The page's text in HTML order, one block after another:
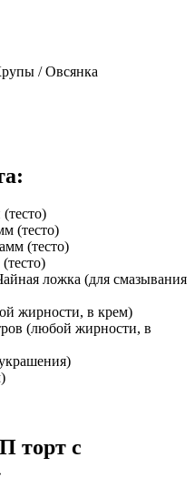
/ Овсянка
(тесто)
(тесто)
ложка (для смазывания
жирности, в крем)
(любой жирности, в
торт с